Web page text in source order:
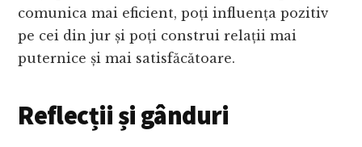
comunica mai eficient, poți influența pozitiv
pe cei din jur și poți construi relații mai
puternice și mai satisfăcătoare.
Reflecții și gânduri